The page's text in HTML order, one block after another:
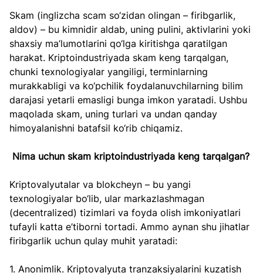
Skam (inglizcha scam so‘zidan olingan – firibgarlik,
aldov) – bu kimnidir aldab, uning pulini, aktivlarini yoki
shaxsiy ma’lumotlarini qo‘lga kiritishga qaratilgan
harakat. Kriptoindustriyada skam keng tarqalgan,
chunki texnologiyalar yangiligi, terminlarning
murakkabligi va ko‘pchilik foydalanuvchilarning bilim
darajasi yetarli emasligi bunga imkon yaratadi. Ushbu
maqolada skam, uning turlari va undan qanday
himoyalanishni batafsil ko‘rib chiqamiz.
Nima uchun skam kriptoindustriyada keng tarqalgan?
Kriptovalyutalar va blokcheyn – bu yangi
texnologiyalar bo‘lib, ular markazlashmagan
(decentralized) tizimlari va foyda olish imkoniyatlari
tufayli katta e’tiborni tortadi. Ammo aynan shu jihatlar
firibgarlik uchun qulay muhit yaratadi:
1. Anonimlik. Kriptovalyuta tranzaksiyalarini kuzatish